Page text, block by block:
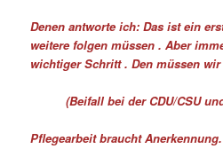
Denen antworte ich: Das ist ein
weitere folgen müssen . Aber
wichtiger Schritt . Den müssen
(Beifall bei der CDU/CSU
Pflegearbeit braucht